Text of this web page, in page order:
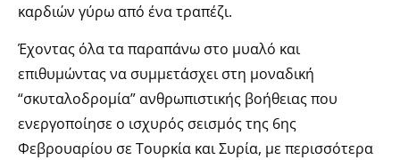
καρδιών γύρω από ένα τραπέζι.
Έχοντας όλα τα παραπάνω στο μυαλό και
επιθυμώντας να συμμετάσχει στη μοναδική
“σκυταλοδρομία” ανθρωπιστικής βοήθειας που
ενεργοποίησε ο ισχυρός σεισμός της 6ης
Φεβρουαρίου σε Τουρκία και Συρία, με περισσότερα